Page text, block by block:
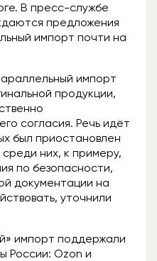
В пресс-службе
предложения
импорт почти на
импорт
продукции,
согласия. Речь идёт
был приостановлен
них, к примеру,
по безопасности,
документации на
уточнили
импорт поддержали
России: Ozon и